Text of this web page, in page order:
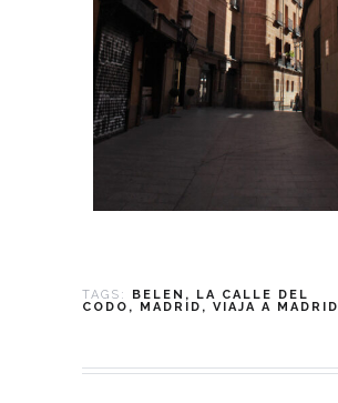
TAGS: BELEN
LA CALLE DEL
CODO
MADRID VIAJA A MADRID